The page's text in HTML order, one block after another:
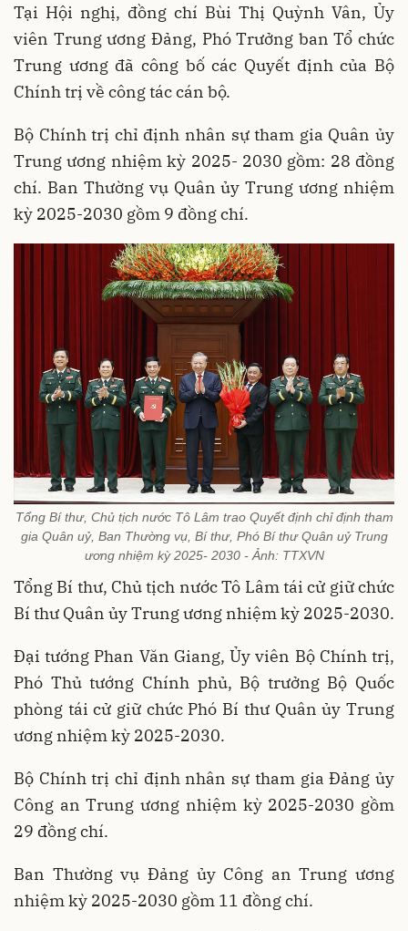
Tại Hội nghị, đồng chí Bùi Thị Quỳnh Vân, Ủy
viên Trung ương Đảng, Phó Trưởng ban Tổ chức
Trung ương đã công bố các Quyết định của Bộ
Chính trị về công tác cán bộ.
Bộ Chính trị chỉ định nhân sự tham gia Quân ủy
Trung ương nhiệm kỳ 2025- 2030 gồm: 28 đồng
chí. Ban Thường vụ Quân ủy Trung ương nhiệm
kỳ 2025-2030 gồm 9 đồng chí.
Tổng Bí thư, Chủ tịch nước Tô Lâm trao Quyết định chỉ định tham
gia Quân uỷ, Ban Thường vụ, Bí thư, Phó Bí thư Quân uỷ Trung
ương nhiệm kỳ 2025- 2030 - Ảnh: TTXVN
Tổng Bí thư, Chủ tịch nước Tô Lâm tái cử giữ chức
Bí thư Quân ủy Trung ương nhiệm kỳ 2025-2030.
Đại tướng Phan Văn Giang, Ủy viên Bộ Chính trị,
Phó Thủ tướng Chính phủ, Bộ trưởng Bộ Quốc
phòng tái cử giữ chức Phó Bí thư Quân ủy Trung
ương nhiệm kỳ 2025-2030.
Bộ Chính trị chỉ định nhân sự tham gia Đảng ủy
Công an Trung ương nhiệm kỳ 2025-2030 gồm
29 đồng chí.
Ban Thường vụ Đảng ủy Công an Trung ương
nhiệm kỳ 2025-2030 gồm 11 đồng chí.